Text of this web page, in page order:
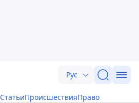
Рус
СтатьиПроисшествияПраво